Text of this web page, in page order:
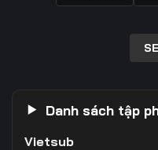
Danh sách tập
Vietsub